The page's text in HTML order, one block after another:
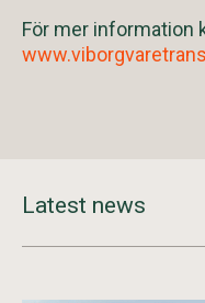
För mer information
Latest news